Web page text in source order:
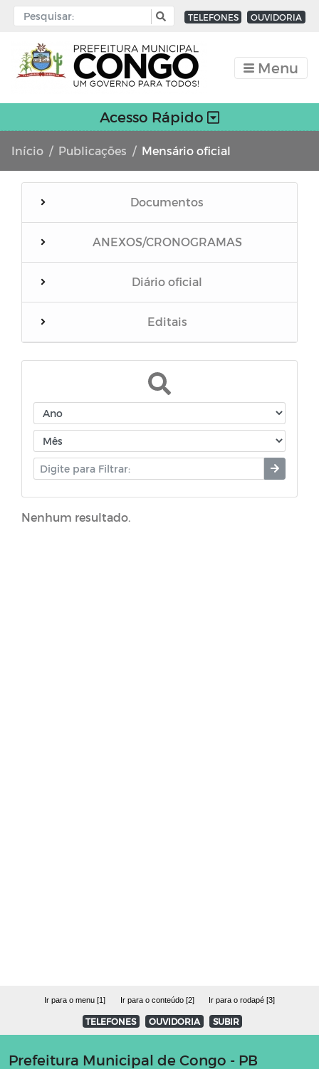
TELEFONES OUVIDORIA
Menu
Acesso Rápido
Início Publicações Mensário oficial
Documentos
Escola de 12 salas FNDE
ANEXOS/CRONOGRAMAS
Diário oficial
Editais
Manuais
Assistência Social
Coronavírus (COVID-19)
Horários Funcionários
Nenhum resultado.
Ir para o menu [1] Ir para o conteúdo [2] Ir para o rodapé [3]
TELEFONES OUVIDORIA SUBIR
Prefeitura Municipal de Congo - PB